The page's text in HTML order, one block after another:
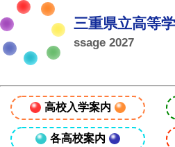
三重県立高等
ssage 2027
高校入学案内
各高校案内